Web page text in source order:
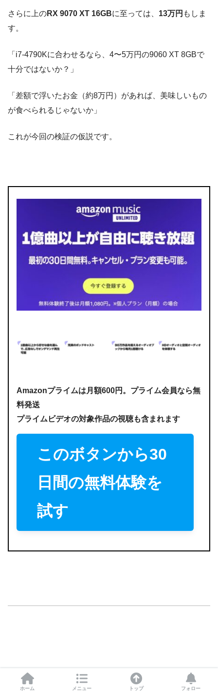
さらに上のRX 9070 XT 16GBに至っては、 13万円 もしま
す。
「i7-4790Kに合わせるなら、4〜5万円の9060 XT 8GBで
十分ではないか？」
「差額で浮いたお金（約8万円）があれば、美味しいもの
が食べられるじゃないか」
これが今回の検証の仮説です。
Amazonプライムは月額600円。プライム会員なら無
料発送
プライムビデオの対象作品の視聴も含まれます
このボタンから30
日間の無料体験を
試す
ホーム メニュー トップ フォロー